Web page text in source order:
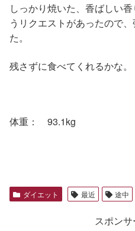
しっかり焼いた、香ばしい
うリクエストがあったので
た。
残さずに食べてくれるかな。
体重： 93.1kg
ダイエット 最近 途中
スポン